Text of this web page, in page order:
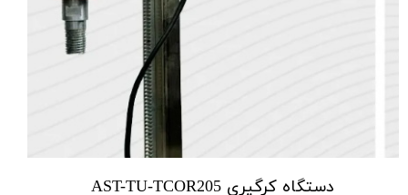
دستگاه کرگیری AST-TU-TCOR205